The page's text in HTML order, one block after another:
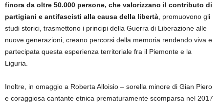
finora da oltre 50.000 persone, che valorizzano il contributo di
partigiani e antifascisti alla causa della libertà , promuovono gli
studi storici, trasmettono i principi della Guerra di Liberazione alle
nuove generazioni, creano percorsi della memoria rendendo viva e
partecipata questa esperienza territoriale fra il Piemonte e la
Liguria.
Inoltre, in omaggio a Roberta Alloisio – sorella minore di Gian Piero
e coraggiosa cantante etnica prematuramente scomparsa nel 2017